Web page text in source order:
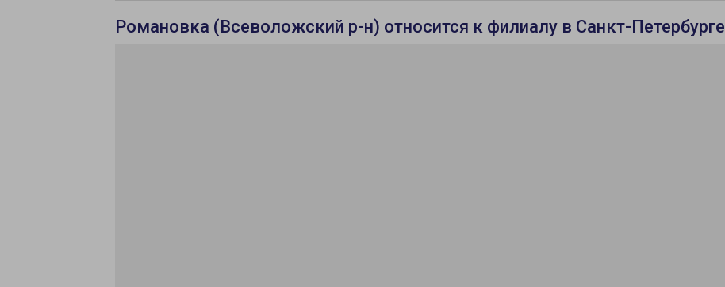
Романовка (Всеволожский р-н) относится к филиалу в Санкт-Петербурге